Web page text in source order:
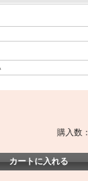
購入数：